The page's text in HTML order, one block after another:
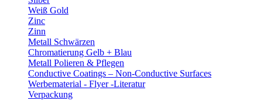
Weiß Gold
Zinc
Zinn
Metall Schwärzen
Chromatierung Gelb + Blau
Metall Polieren & Pflegen
Conductive Coatings – Non-Conductive Surfaces
Werbematerial - Flyer -Literatur
Verpackung